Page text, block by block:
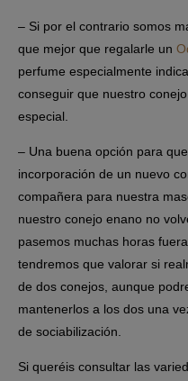
– Si por el contrario somos
que mejor que regalarle un
perfume especialmente
conseguir que nuestro
especial.
– Una buena opción para
incorporación de un nuevo
compañera para nuestra
nuestro conejo enano no
pasemos muchas horas
tendremos que valorar si
de dos conejos, aunque
mantenerlos a los dos una
de sociabilización.
Si queréis consultar las